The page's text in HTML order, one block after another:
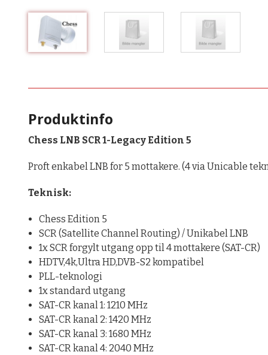
Produktinfo
Chess LNB SCR 1-Legacy Edition 5
Proft enkabel LNB for 5 mottakere. (4 via Unicable
Teknisk:
Chess Edition 5
SCR (Satellite Channel Routing) / Unikabel LNB
1x SCR forgylt utgang opp til 4 mottakere (SAT-CR)
HDTV,4k,Ultra HD,DVB-S2 kompatibel
PLL-teknologi
1x standard utgang
SAT-CR kanal 1: 1210 MHz
SAT-CR kanal 2: 1420 MHz
SAT-CR kanal 3: 1680 MHz
SAT-CR kanal 4: 2040 MHz